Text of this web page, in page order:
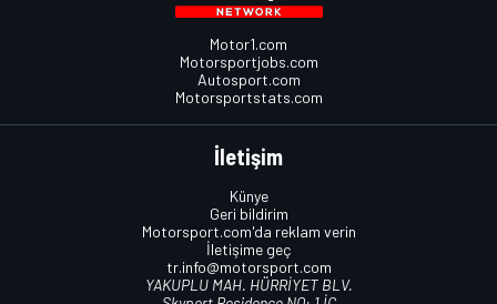
Motor1.com
Motorsportjobs.com
Autosport.com
Motorsportstats.com
İletişim
Künye
Geri bildirim
Motorsport.com'da reklam verin
İletişime geç
tr.info@motorsport.com
YAKUPLU MAH. HÜRRİYET BLV.